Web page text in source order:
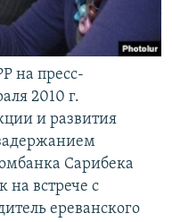
на пресс-
2010 г.
и развития
Сарибека
на встрече с
ереванского